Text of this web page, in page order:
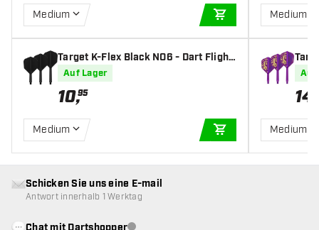
Medium
IN DEN
Target K-Flex Black NO6 - Dart Flight
Auf Lager
10,95
Medium
IN DEN
Medium
Auf
14
Medium
Schicken Sie uns eine E-mail
Antwort innerhalb 1 Werktag